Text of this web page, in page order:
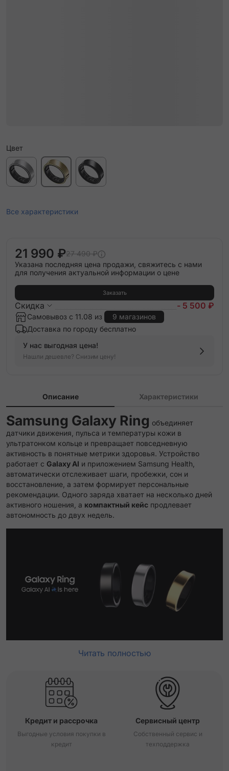
Цвет
Все характеристики
21 990 ₽27 490 ₽
Указана последняя цена продажи, свяжитесь с нами
для получения актуальной информации о цене
Заказать
Скидка - 5 500 ₽
Самовывоз с 11.08 из
9 магазинов
Доставка по городу бесплатно
У нас выгодная цена!
Нашли дешевле? Снизим цену!
Описание Характеристики
Samsung Galaxy Ring объединяет
датчики движения, пульса и температуры кожи в
ультратонком кольце и превращает повседневную
активность в понятные метрики здоровья. Устройство
работает с Galaxy AI и приложением Samsung Health,
автоматически отслеживает шаги, пробежки, сон и
восстановление, а затем формирует персональные
рекомендации. Одного заряда хватает на несколько дней
активного ношения, а компактный кейс продлевает
автономность до двух недель.
Читать полностью
Кредит и рассрочка
Выгодные условия покупки в
кредит
Сервисный центр
Собственный сервис и
техподдержка